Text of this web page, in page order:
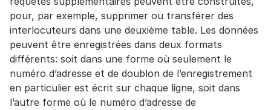
pour, par exemple, supprimer ou transférer des
interlocuteurs dans une deuxième table. Les données
peuvent être enregistrées dans deux formats
différents: soit dans une forme où seulement le
numéro d’adresse et de doublon de l’enregistrement
en particulier est écrit sur chaque ligne, soit dans
l’autre forme où le numéro d’adresse de